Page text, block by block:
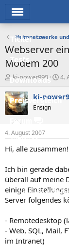
Ticker
Tests
Downloads
Preisvergleich
Forum
Aktuelles
Neue Beiträge
Neueste
Regeln
Heimnetzwerke
Webserver
Modem 200
E
r
s
t
e
l
e
ki-power999
E
s
t
a
4.
ki-
Ensign
4. August 2007
Hi, alle zusammen!
Ich bin gerade
überall auf meine
einige
Server folgendes
- Remotedesktop
- Web, SQL, Mail,
im Intranet)